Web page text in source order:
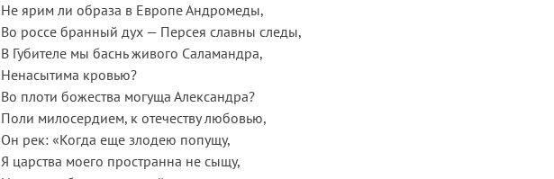
Не ярим ли образа в Европе Андромеды,
Во россе бранный дух — Персея славны следы,
В Губителе мы баснь живого Саламандра,
Ненасытима кровью?
Во плоти божества могуща Александра?
Поли милосердием, к отечеству любовью,
Он рек: «Когда еще злодею попущу,
Я царства моего пространна не сыщу,